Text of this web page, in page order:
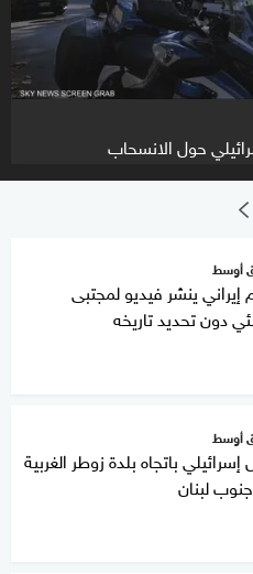
حول الانسحاب
أوسط
إيراني ينشر فيديو لمجتبى
دون تحديد تاريخه
أوسط
باتجاه بلدة زوطر الغربية
لبنان